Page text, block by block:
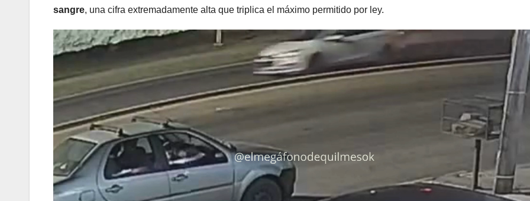
sangre, una cifra extremadamente alta que triplica el máximo permitido por ley.